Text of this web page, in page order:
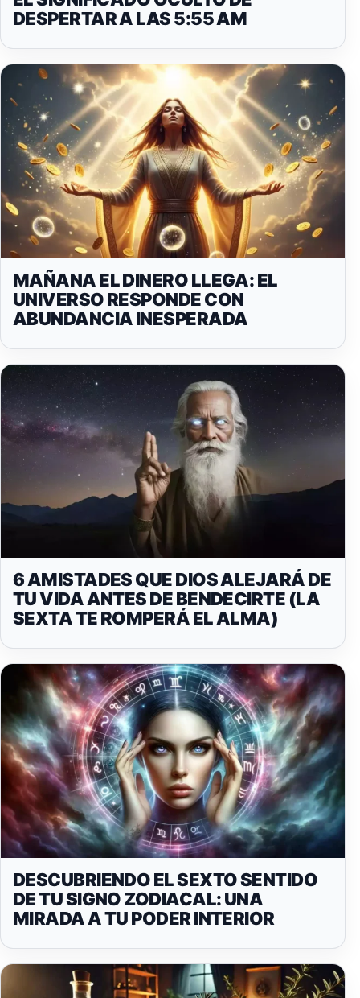
DESPERTAR A LAS 5:55 AM
MAÑANA EL DINERO LLEGA: EL
UNIVERSO RESPONDE CON
ABUNDANCIA INESPERADA
6 AMISTADES QUE DIOS ALEJARÁ DE
TU VIDA ANTES DE BENDECIRTE (LA
SEXTA TE ROMPERÁ EL ALMA)
DESCUBRIENDO EL SEXTO SENTIDO
DE TU SIGNO ZODIACAL: UNA
MIRADA A TU PODER INTERIOR